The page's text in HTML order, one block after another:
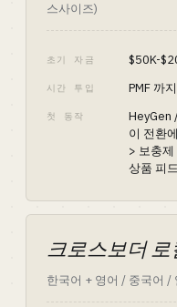
스사이즈)
초기 자금 $50K-
시간 투입 PMF 까
첫 동작
HeyGen
이 전환
> 보충
상품 피
크로스보더
한국어 + 영어 / 중국어 /